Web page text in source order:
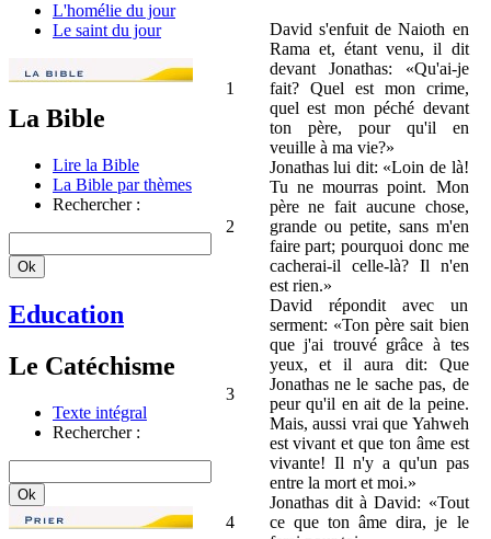
L'homélie du jour
Le saint du jour
La Bible
Lire la Bible
La Bible par thèmes
Rechercher :
Education
Le Catéchisme
Texte intégral
Rechercher :
1
David s'enfuit de Naioth en
Rama et, étant venu, il dit
devant Jonathas: «Qu'ai-je
fait? Quel est mon crime,
quel est mon péché devant
ton père, pour qu'il en
veuille à ma vie?»
2
Jonathas lui dit: «Loin de là!
Tu ne mourras point. Mon
père ne fait aucune chose,
grande ou petite, sans m'en
faire part; pourquoi donc me
cacherai-il celle-là? Il n'en
est rien.»
3
David répondit avec un
serment: «Ton père sait bien
que j'ai trouvé grâce à tes
yeux, et il aura dit: Que
Jonathas ne le sache pas, de
peur qu'il en ait de la peine.
Mais, aussi vrai que Yahweh
est vivant et que ton âme est
vivante! Il n'y a qu'un pas
entre la mort et moi.»
4
Jonathas dit à David: «Tout
ce que ton âme dira, je le